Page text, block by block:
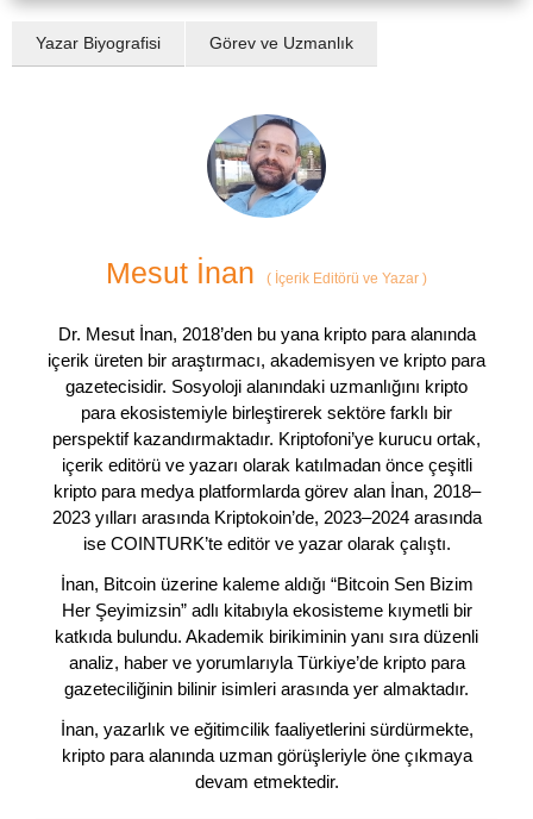
Yazar Biyografisi Görev ve Uzmanlık
Mesut İnan ( İçerik Editörü ve Yazar )
Dr. Mesut İnan, 2018’den bu yana kripto para alanında
içerik üreten bir araştırmacı, akademisyen ve kripto para
gazetecisidir. Sosyoloji alanındaki uzmanlığını kripto
para ekosistemiyle birleştirerek sektöre farklı bir
perspektif kazandırmaktadır. Kriptofoni’ye kurucu ortak,
içerik editörü ve yazarı olarak katılmadan önce çeşitli
kripto para medya platformlarda görev alan İnan, 2018–
2023 yılları arasında Kriptokoin’de, 2023–2024 arasında
ise COINTURK’te editör ve yazar olarak çalıştı.
İnan, Bitcoin üzerine kaleme aldığı “Bitcoin Sen Bizim
Her Şeyimizsin” adlı kitabıyla ekosisteme kıymetli bir
katkıda bulundu. Akademik birikiminin yanı sıra düzenli
analiz, haber ve yorumlarıyla Türkiye’de kripto para
gazeteciliğinin bilinir isimleri arasında yer almaktadır.
İnan, yazarlık ve eğitimcilik faaliyetlerini sürdürmekte,
kripto para alanında uzman görüşleriyle öne çıkmaya
devam etmektedir.